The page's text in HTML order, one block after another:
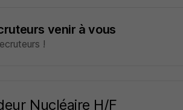
venir à vous
!
Nucléaire H/F